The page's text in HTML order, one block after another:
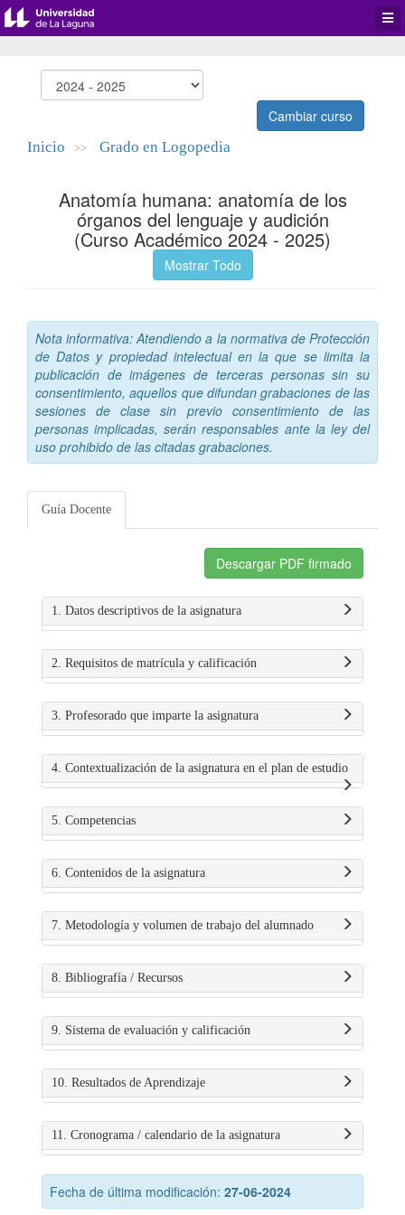
Cambiar curso
Inicio >> Grado en Logopedia
Anatomía humana: anatomía de los
órganos del lenguaje y audición
(Curso Académico 2024 - 2025)
Mostrar Todo
Nota informativa: Atendiendo a la normativa de Protección
de Datos y propiedad intelectual en la que se limita la
publicación de imágenes de terceras personas sin su
consentimiento, aquellos que difundan grabaciones de las
sesiones de clase sin previo consentimiento de las
personas implicadas, serán responsables ante la ley del
uso prohibido de las citadas grabaciones.
Guía Docente
Descargar PDF firmado
1. Datos descriptivos de la asignatura
2. Requisitos de matrícula y calificación
3. Profesorado que imparte la asignatura
4. Contextualización de la asignatura en el plan de estudio
5. Competencias
6. Contenidos de la asignatura
7. Metodología y volumen de trabajo del alumnado
8. Bibliografía / Recursos
9. Sistema de evaluación y calificación
10. Resultados de Aprendizaje
11. Cronograma / calendario de la asignatura
Fecha de última modificación: 27-06-2024